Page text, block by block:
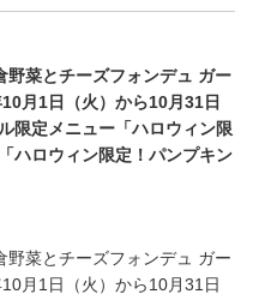
野菜とチーズフォンデュ ガー
月1日（火）から10月31日
限定メニュー「ハロウィン限
ハロウィン限定！パンプキン
菜とチーズフォンデュ ガー
月1日（火）から10月31日